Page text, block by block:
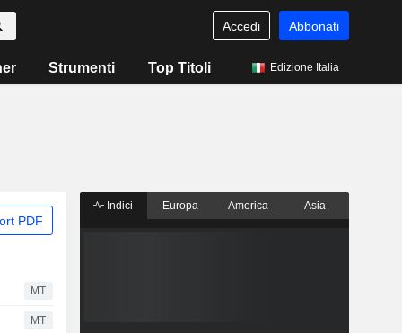
Accedi Abbonati
Strumenti Top Titoli Edizione Italia
PDF
MT
MT
Indici Europa America Asia